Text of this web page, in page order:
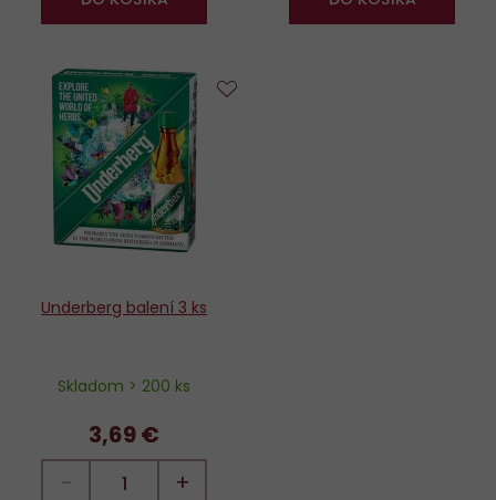
Underberg balení 3 ks
Skladom > 200 ks
3,69 €
− +